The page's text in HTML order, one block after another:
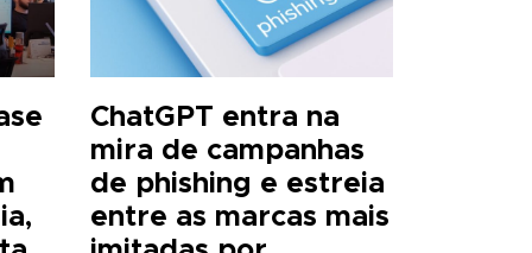
ChatGPT entra na
mira de campanhas
de phishing e estreia
entre as marcas mais